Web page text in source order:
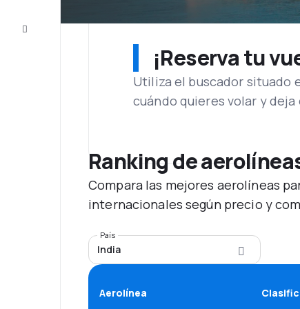
Atención
¡Reserva tu
Utiliza el buscador situado
cuándo quieres volar y
Ranking de
Compara las mejores aerolíneas
internacionales según precio y
País
India
Aerolínea